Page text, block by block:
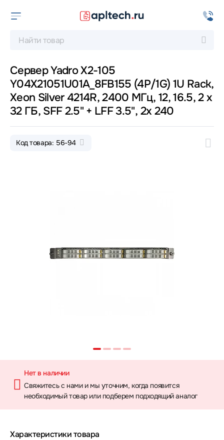
Сервер Yadro X2-105
Y04X21051U01A_8FB155 (4P/1G) 1U Rack,
Xeon Silver 4214R, 2400 МГц, 12, 16.5, 2 x
32 ГБ, SFF 2.5" + LFF 3.5", 2x 240
Код товара: 56-94
Нет в наличии
Свяжитесь с нами и мы уточним, когда появится
необходимый товар или подберем подходящий аналог
Характеристики товара